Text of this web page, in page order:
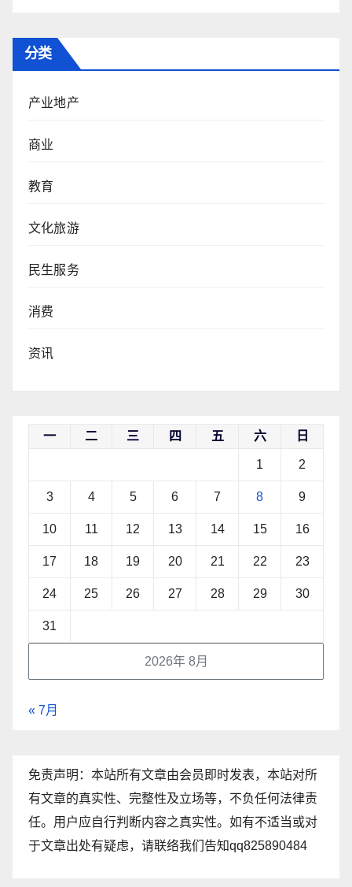
分类
产业地产
商业
教育
文化旅游
民生服务
消费
资讯
2026年 8月
一 二 三 四 五 六 日
1 2
3 4 5 6 7 8 9
10 11 12 13 14 15 16
17 18 19 20 21 22 23
24 25 26 27 28 29 30
31
« 7月
免责声明：本站所有文章由会员即时发表，本站对所
有文章的真实性、完整性及立场等，不负任何法律责
任。用户应自行判断内容之真实性。如有不适当或对
于文章出处有疑虑，请联络我们告知qq825890484